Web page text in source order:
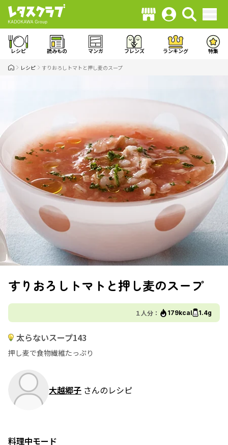
レシピ 読みもの マンガ フレンズ ランキング 特集
レシピ すりおろしトマトと押し麦のスープ
すりおろしトマトと押し麦のスープ
１人分： 179kcal 1.4g
太らないスープ143
押し麦で食物繊維たっぷり
大越郷子 さんのレシピ
料理中モード